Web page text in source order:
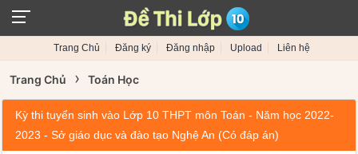
Trang Chủ Đăng ký Đăng nhập Upload Liên hệ
Trang Chủ › Toán Học
Kỳ thi tuyển sinh vào Lớp 10 THPT môn Toán - Năm học 2022-
2023 - Sở giáo dục và đào tạo Nghệ An (Có đáp án)